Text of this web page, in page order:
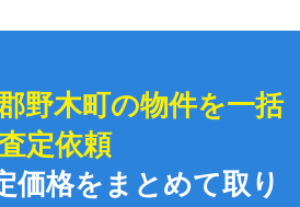
野木町の物件を一括
定依頼
価格をまとめて取り